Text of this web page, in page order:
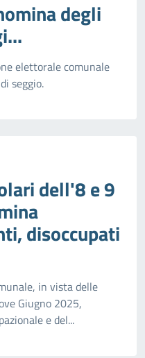
degli
elettorale comunale
seggio.
dell'8 e 9
disoccupati
in vista delle
Giugno 2025,
e del...